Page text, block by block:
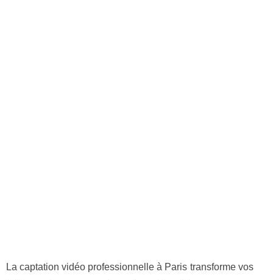
La captation vidéo professionnelle à Paris transforme vos